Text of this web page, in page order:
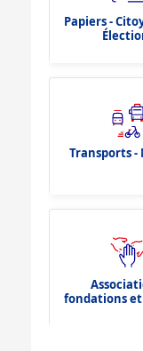
Papiers -
Transports
fondations et